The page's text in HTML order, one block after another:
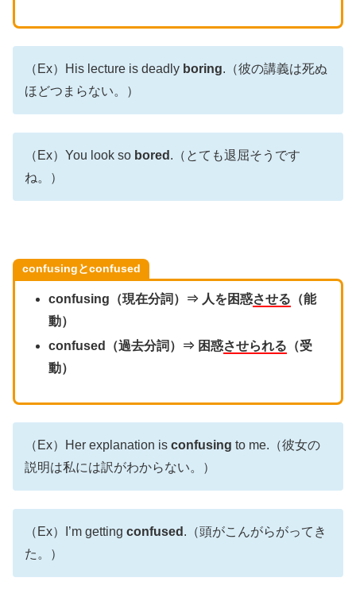
（Ex）His lecture is deadly boring.（彼の講義は死ぬ
ほどつまらない。）
（Ex）You look so bored .（とても退屈そうです
ね。）
confusingとconfused
confusing（現在分詞）⇒ 人を困惑させる （能
動）
confused（過去分詞）⇒ 困惑させられる （受
動）
（Ex）Her explanation is confusing to me.（彼女の
説明は私には訳がわからない。）
（Ex）I’m getting confused .（頭がこんがらがってき
た。）